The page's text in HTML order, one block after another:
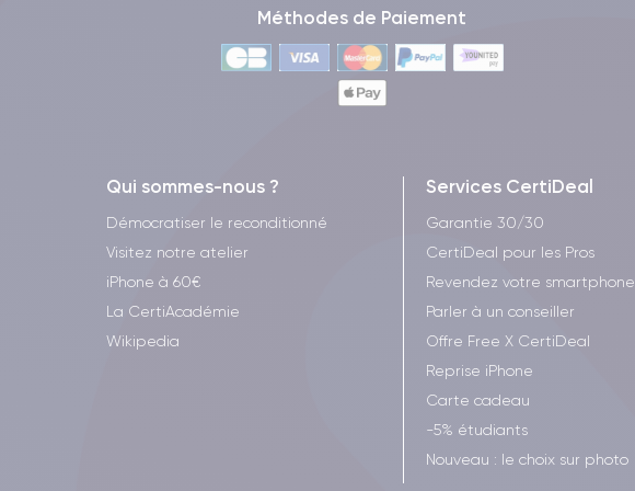
Méthodes de Paiement
Qui sommes-nous ?
Démocratiser le reconditionné
Visitez notre atelier
iPhone à 60€
La CertiAcadémie
Wikipedia
Services CertiDeal
Garantie 30/30
CertiDeal pour les Pros
Revendez votre smartphone
Parler à un conseiller
Offre Free X CertiDeal
Reprise iPhone
Carte cadeau
-5% étudiants
Nouveau : le choix sur photo